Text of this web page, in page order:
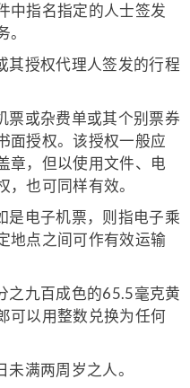
中指名指定的人士签发
其授权代理人签发的行程
票或杂费单或其个别票券
面授权。该授权一般应
章，但以使用文件、电
也可同样有效。
是电子机票，则指电子乘
地点之间可作有效运输
之九百成色的65.5毫克黄
可以用整数兑换为任何
满两周岁之人。